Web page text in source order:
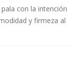
con la intención
y firmeza al